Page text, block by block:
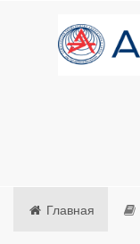
Главная